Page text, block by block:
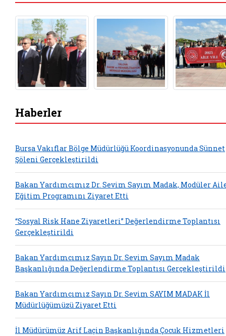
Haberler
Bursa Vakıflar Bölge Müdürlüğü Koordinasyonunda Sünnet
Şöleni Gerçekleştirildi
Bakan Yardımcımız Dr. Sevim Sayım Madak, Modüler
Eğitim Programını Ziyaret Etti
“Sosyal Risk Hane Ziyaretleri” Değerlendirme Toplantısı
Gerçekleştirildi
Bakan Yardımcımız Sayın Dr. Sevim Sayım Madak
Başkanlığında Değerlendirme Toplantısı Gerçekleştirildi
Bakan Yardımcımız Sayın Dr. Sevim SAYIM MADAK İl
Müdürlüğümüzü Ziyaret Etti
İl Müdürümüz Arif Laçin Başkanlığında Çocuk Hizmetleri